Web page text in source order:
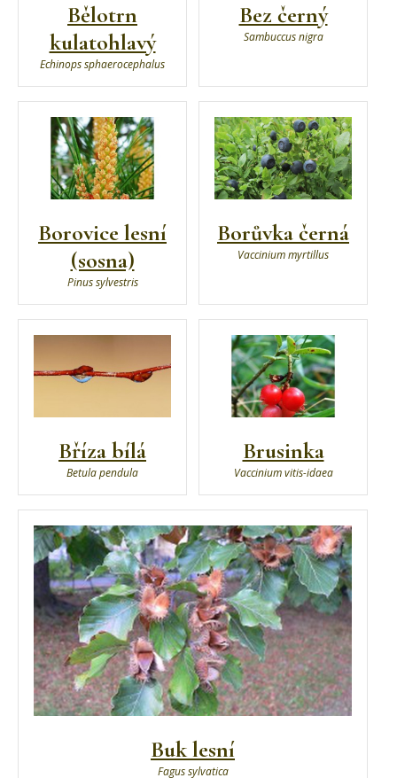
Bělotrn
kulatohlavý
Echinops sphaerocephalus
Bez černý
Sambuccus nigra
Borovice lesní
(sosna)
Pinus sylvestris
Borůvka černá
Vaccinium myrtillus
Bříza bílá
Betula pendula
Brusinka
Vaccinium vitis-idaea
Buk lesní
Fagus sylvatica